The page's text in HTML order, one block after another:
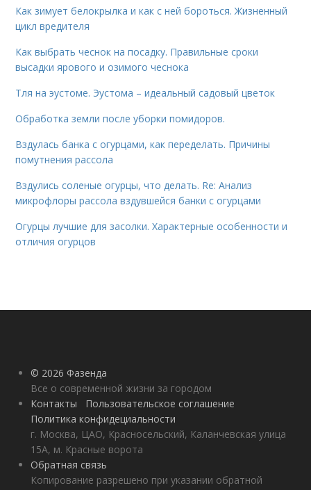
Как зимует белокрылка и как с ней бороться. Жизненный
цикл вредителя
Как выбрать чеснок на посадку. Правильные сроки
высадки ярового и озимого чеснока
Тля на эустоме. Эустома – идеальный садовый цветок
Обработка земли после уборки помидоров.
Вздулась банка с огурцами, как переделать. Причины
помутнения рассола
Вздулись соленые огурцы, что делать. Re: Анализ
микрофлоры рассола вздувшейся банки с огурцами
Огурцы лучшие для засолки. Характерные особенности и
отличия огурцов
© 2026 Фазенда
Все о современной жизни за городом
Контакты
Пользовательское соглашение
Политика конфидециальности
г. Москва, ЦАО, Красносельский, Каланчевская улица
15А, м. Красные ворота
Обратная связь
Копирование разрешено при указании обратной